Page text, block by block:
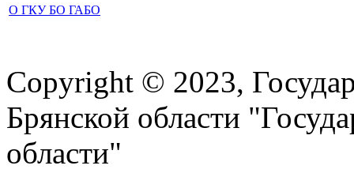
О ГКУ БО ГАБО
Copyright © 2023,
Брянской области
области"